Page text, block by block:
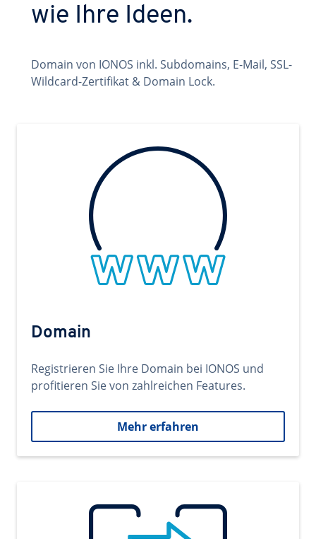
wie Ihre Ideen.
Domain von IONOS inkl. Subdomains, E-Mail, SSL-
Wildcard-Zertifikat & Domain Lock.
Domain
Registrieren Sie Ihre Domain bei IONOS und
profitieren Sie von zahlreichen Features.
Mehr erfahren